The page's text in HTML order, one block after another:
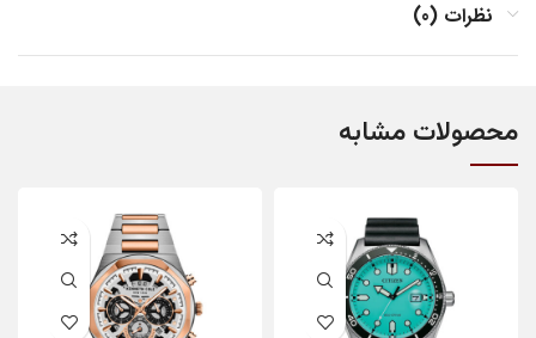
نظرات (0)
محصولات مشابه